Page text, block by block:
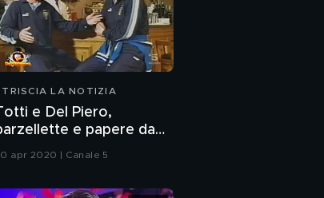
LA NOTIZIA
e Del Piero,
e papere da
Nazionale
apr 2020 | Canale 5